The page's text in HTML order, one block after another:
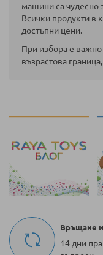
машини са чудесно
Всички продукти в
достъпни цени.
При избора е важно
възрастова
Връщане
14 дни